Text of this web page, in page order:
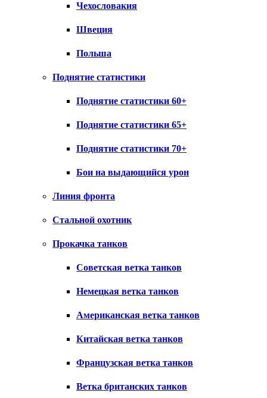
Чехословакия
Швеция
Польша
Поднятие статистики
Поднятие статистики 60+
Поднятие статистики 65+
Поднятие статистики 70+
Бои на выдающийся урон
Линия фронта
Стальной охотник
Прокачка танков
Советская ветка танков
Немецкая ветка танков
Американская ветка танков
Китайская ветка танков
Французская ветка танков
Ветка британских танков